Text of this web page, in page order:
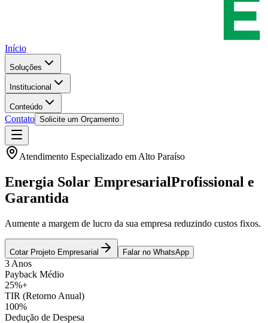
Início
Soluções
Institucional
Conteúdo
Contato Solicite um Orçamento
Atendimento Especializado em Alto Paraíso
Energia Solar EmpresarialProfissional e
Garantida
Aumente a margem de lucro da sua empresa reduzindo custos fixos.
Cotar Projeto Empresarial Falar no WhatsApp
3 Anos
Payback Médio
25%+
TIR (Retorno Anual)
100%
Dedução de Despesa